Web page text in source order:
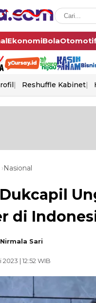
EkonomiBola
Reshuffle Kabinet
Nasional
di
Sari
| 12:52 WIB